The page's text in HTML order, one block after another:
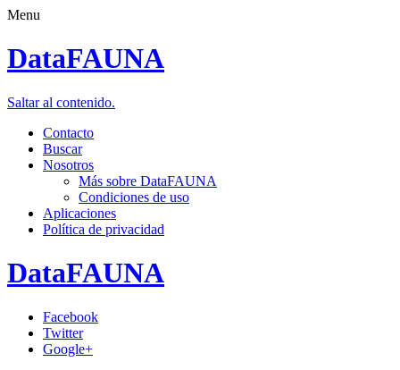
Menu
DataFAUNA
Saltar al contenido.
Contacto
Buscar
Nosotros
Más sobre DataFAUNA
Condiciones de uso
Aplicaciones
Política de privacidad
DataFAUNA
Facebook
Twitter
Google+